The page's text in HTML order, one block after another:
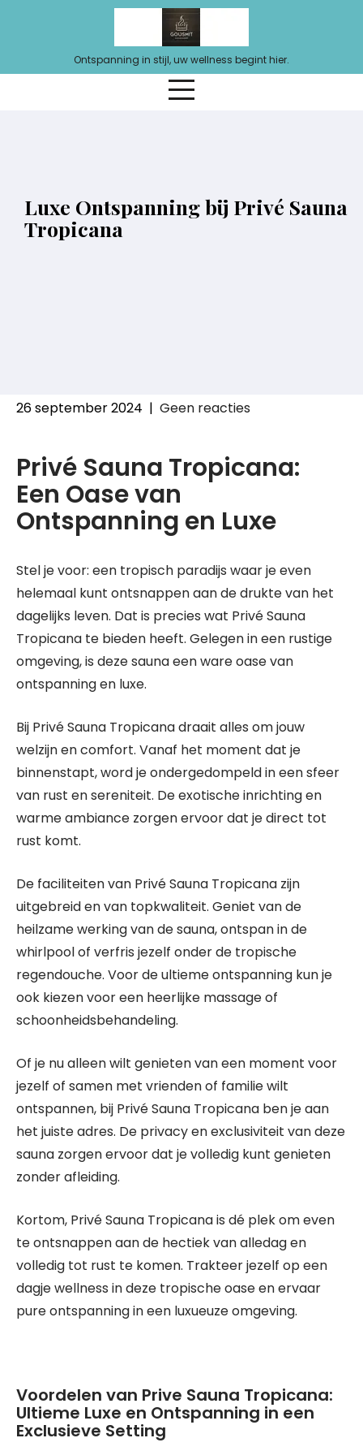
Ontspanning in stijl, uw wellness begint hier.
Luxe Ontspanning bij Privé Sauna
Tropicana
26 september 2024 | Geen reacties
Privé Sauna Tropicana:
Een Oase van
Ontspanning en Luxe
Stel je voor: een tropisch paradijs waar je even
helemaal kunt ontsnappen aan de drukte van het
dagelijks leven. Dat is precies wat Privé Sauna
Tropicana te bieden heeft. Gelegen in een rustige
omgeving, is deze sauna een ware oase van
ontspanning en luxe.
Bij Privé Sauna Tropicana draait alles om jouw
welzijn en comfort. Vanaf het moment dat je
binnenstapt, word je ondergedompeld in een sfeer
van rust en sereniteit. De exotische inrichting en
warme ambiance zorgen ervoor dat je direct tot
rust komt.
De faciliteiten van Privé Sauna Tropicana zijn
uitgebreid en van topkwaliteit. Geniet van de
heilzame werking van de sauna, ontspan in de
whirlpool of verfris jezelf onder de tropische
regendouche. Voor de ultieme ontspanning kun je
ook kiezen voor een heerlijke massage of
schoonheidsbehandeling.
Of je nu alleen wilt genieten van een moment voor
jezelf of samen met vrienden of familie wilt
ontspannen, bij Privé Sauna Tropicana ben je aan
het juiste adres. De privacy en exclusiviteit van deze
sauna zorgen ervoor dat je volledig kunt genieten
zonder afleiding.
Kortom, Privé Sauna Tropicana is dé plek om even
te ontsnappen aan de hectiek van alledag en
volledig tot rust te komen. Trakteer jezelf op een
dagje wellness in deze tropische oase en ervaar
pure ontspanning in een luxueuze omgeving.
Voordelen van Prive Sauna Tropicana:
Ultieme Luxe en Ontspanning in een
Exclusieve Setting